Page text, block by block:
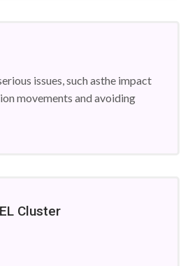
issues, such asthe impact
movements and avoiding
Cluster